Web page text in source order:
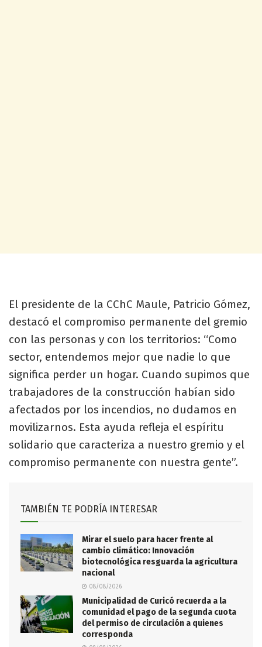
El presidente de la CChC Maule, Patricio Gómez,
destacó el compromiso permanente del gremio
con las personas y con los territorios: “Como
sector, entendemos mejor que nadie lo que
significa perder un hogar. Cuando supimos que
trabajadores de la construcción habían sido
afectados por los incendios, no dudamos en
movilizarnos. Esta ayuda refleja el espíritu
solidario que caracteriza a nuestro gremio y el
compromiso permanente con nuestra gente”.
TAMBIÉN TE PODRÍA INTERESAR
Mirar el suelo para hacer frente al
cambio climático: Innovación
biotecnológica resguarda la agricultura
nacional
08/08/2026
Municipalidad de Curicó recuerda a la
comunidad el pago de la segunda cuota
del permiso de circulación a quienes
corresponda